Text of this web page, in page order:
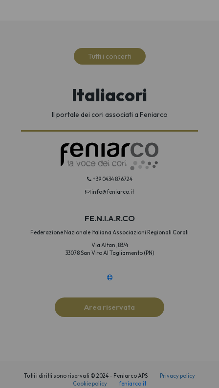
Tutti i concerti
Italiacori
Il portale dei cori associati a Feniarco
+39 0434 876724
info@feniarco.it
FE.N.I.A.R.CO
Federazione Nazionale Italiana Associazioni Regionali Corali
Via Altan, 83/4
33078 San Vito Al Tagliamento (PN)
Area riservata
Tutti i diritti sono riservati © 2024 – Feniarco APS
Privacy policy
Cookie policy
feniarco.it